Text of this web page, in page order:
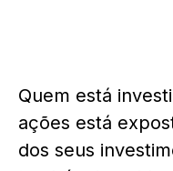
Quem está
ações está
dos seus